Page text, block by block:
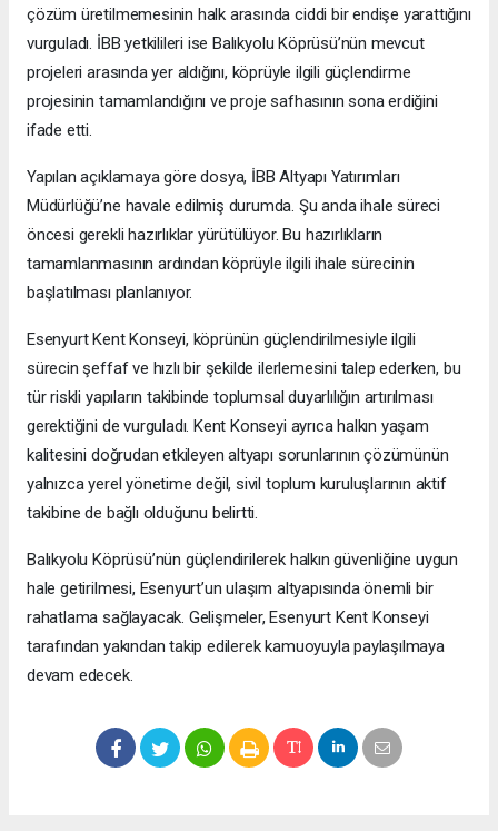
çözüm üretilmemesinin halk arasında ciddi bir endişe yarattığını
vurguladı. İBB yetkilileri ise Balıkyolu Köprüsü’nün mevcut
projeleri arasında yer aldığını, köprüyle ilgili güçlendirme
projesinin tamamlandığını ve proje safhasının sona erdiğini
ifade etti.
Yapılan açıklamaya göre dosya, İBB Altyapı Yatırımları
Müdürlüğü’ne havale edilmiş durumda. Şu anda ihale süreci
öncesi gerekli hazırlıklar yürütülüyor. Bu hazırlıkların
tamamlanmasının ardından köprüyle ilgili ihale sürecinin
başlatılması planlanıyor.
Esenyurt Kent Konseyi, köprünün güçlendirilmesiyle ilgili
sürecin şeffaf ve hızlı bir şekilde ilerlemesini talep ederken, bu
tür riskli yapıların takibinde toplumsal duyarlılığın artırılması
gerektiğini de vurguladı. Kent Konseyi ayrıca halkın yaşam
kalitesini doğrudan etkileyen altyapı sorunlarının çözümünün
yalnızca yerel yönetime değil, sivil toplum kuruluşlarının aktif
takibine de bağlı olduğunu belirtti.
Balıkyolu Köprüsü’nün güçlendirilerek halkın güvenliğine uygun
hale getirilmesi, Esenyurt’un ulaşım altyapısında önemli bir
rahatlama sağlayacak. Gelişmeler, Esenyurt Kent Konseyi
tarafından yakından takip edilerek kamuoyuyla paylaşılmaya
devam edecek.